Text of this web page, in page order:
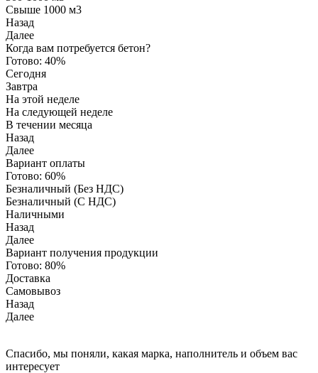
Свыше 1000 м3
Назад
Далее
Когда вам потребуется бетон?
Готово: 40%
Сегодня
Завтра
На этой неделе
На следующей неделе
В течении месяца
Назад
Далее
Вариант оплаты
Готово: 60%
Безналичный (Без НДС)
Безналичный (С НДС)
Наличными
Назад
Далее
Вариант получения продукции
Готово: 80%
Доставка
Самовывоз
Назад
Далее
Спасибо, мы поняли, какая марка, наполнитель и объем вас
интересует